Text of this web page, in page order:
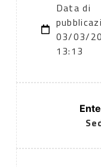
Data di
03/03/
13:13
Ente